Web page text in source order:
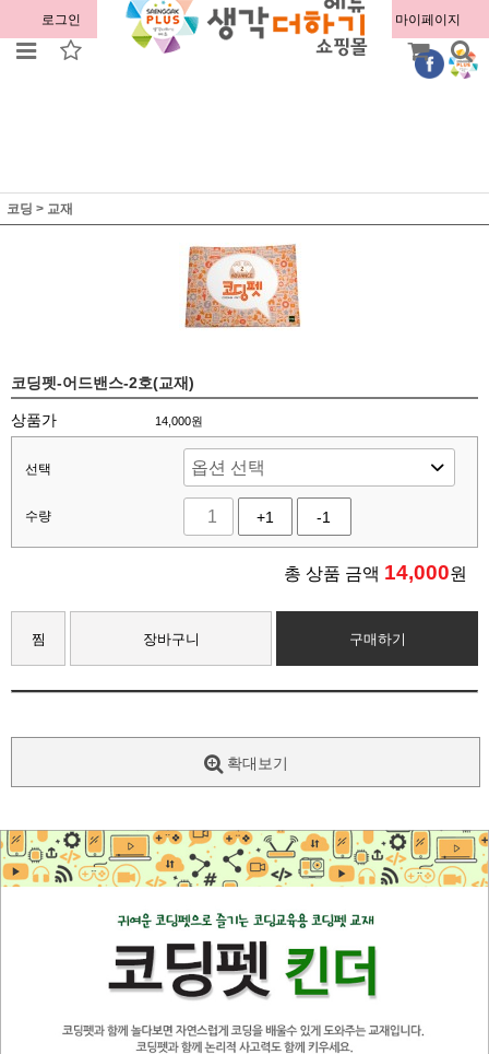
로그인 회원가입 주문조회 마이페이지
코딩 > 교재
코딩펫-어드밴스-2호(교재)
상품가 14,000원
선택
수량 +1 -1
총 상품 금액 14,000원
찜 장바구니 구매하기
확대보기